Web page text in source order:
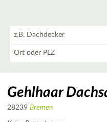
Gehlhaar
28239 Bremen